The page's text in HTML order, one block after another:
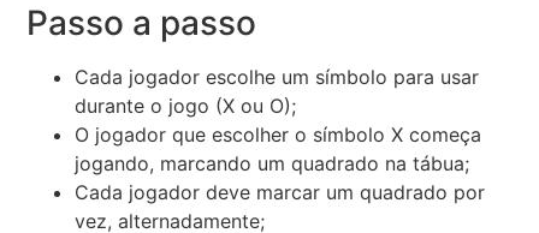
Passo a passo
Cada jogador escolhe um símbolo para usar
durante o jogo (X ou O);
O jogador que escolher o símbolo X começa
jogando, marcando um quadrado na tábua;
Cada jogador deve marcar um quadrado por
vez, alternadamente;